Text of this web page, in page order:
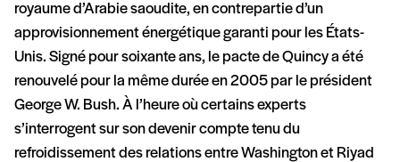
royaume d’Arabie saoudite, en contrepartie d’un
approvisionnement énergétique garanti pour les États-
Unis. Signé pour soixante ans, le pacte de Quincy a été
renouvelé pour la même durée en 2005 par le président
George W. Bush. À l’heure où certains experts
s’interrogent sur son devenir compte tenu du
refroidissement des relations entre Washington et Riyad